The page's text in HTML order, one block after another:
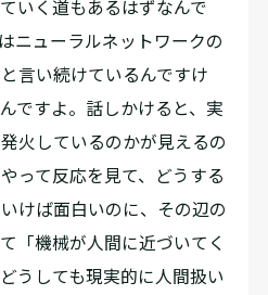
いく道もあるはずなんで
ニューラルネットワークの
言い続けているんですけ
ですよ。話しかけると、実
火しているのかが見えるの
って反応を見て、どうする
けば面白いのに、その辺の
「機械が人間に近づいてく
うしても現実的に人間扱い